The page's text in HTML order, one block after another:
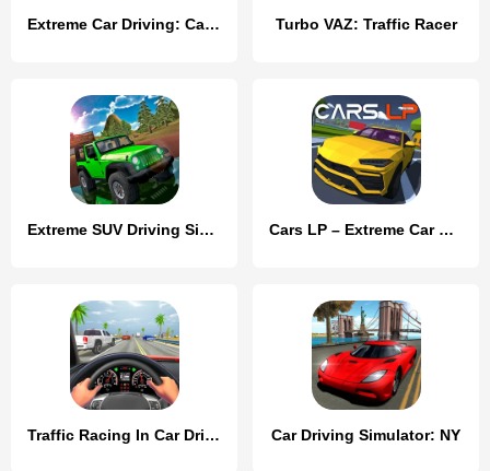
Extreme Car Driving: Car Drift Turbo VAZ: Traffic Racer
Extreme SUV Driving Simulator Cars LP – Extreme Car Driving
Traffic Racing In Car Driving Car Driving Simulator: NY